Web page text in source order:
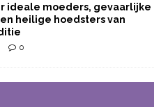
ideale moeders, gevaarlijke
heilige hoedsters van
0